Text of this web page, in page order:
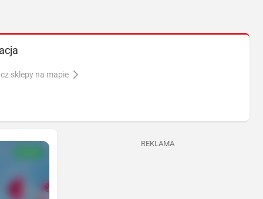
sklepy na mapie
REKLAMA